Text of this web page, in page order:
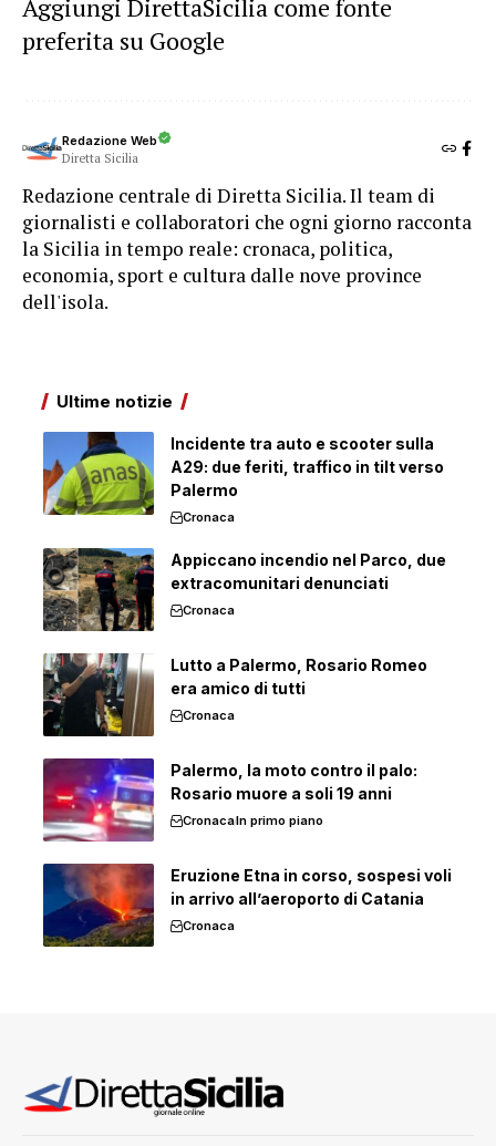
Aggiungi DirettaSicilia come fonte
preferita su Google
Redazione Web
Diretta Sicilia
Redazione centrale di Diretta Sicilia. Il team di
giornalisti e collaboratori che ogni giorno racconta
la Sicilia in tempo reale: cronaca, politica,
economia, sport e cultura dalle nove province
dell'isola.
Ultime notizie
Incidente tra auto e scooter sulla
A29: due feriti, traffico in tilt verso
Palermo
Cronaca
Appiccano incendio nel Parco, due
extracomunitari denunciati
Cronaca
Lutto a Palermo, Rosario Romeo
era amico di tutti
Cronaca
Palermo, la moto contro il palo:
Rosario muore a soli 19 anni
CronacaIn primo piano
Eruzione Etna in corso, sospesi voli
in arrivo all’aeroporto di Catania
Cronaca